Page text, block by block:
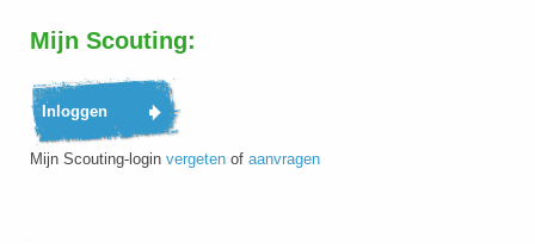
Mijn Scouting:
Mijn Scouting-login vergeten of aanvragen